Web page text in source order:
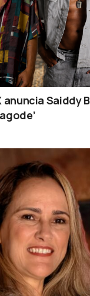
anuncia Saiddy